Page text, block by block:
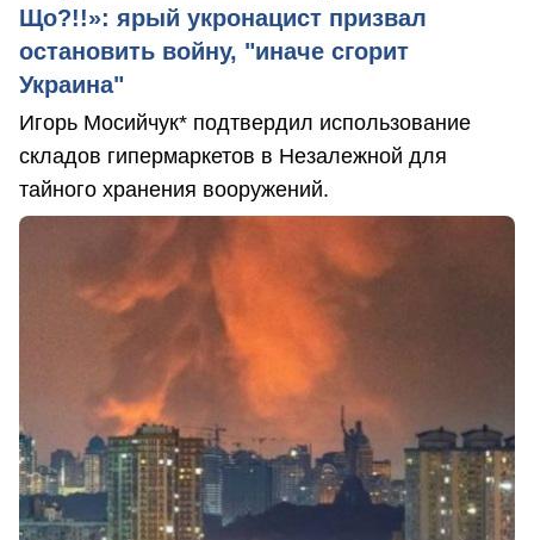
Що?!!»: ярый укронацист призвал
остановить войну, "иначе сгорит
Украина"
Игорь Мосийчук* подтвердил использование
складов гипермаркетов в Незалежной для
тайного хранения вооружений.